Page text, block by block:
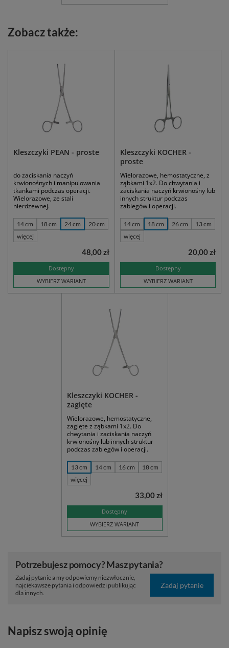
Zobacz także:
Kleszczyki PEAN - proste
do zaciskania naczyń
krwionośnych i manipulowania
tkankami podczas operacji.
Wielorazowe, ze stali
nierdzewnej.
14 cm 18 cm 24 cm
20 cm
więcej
Dostępny
WYBIERZ WARIANT
48,00 zł
Kleszczyki KOCHER -
proste
Wielorazowe, hemostatyczne, z
ząbkami 1x2. Do chwytania i
zaciskania naczyń krwionośny lub
innych struktur podczas
zabiegów i operacji.
14 cm 18 cm 26 cm
13 cm
więcej
Dostępny
WYBIERZ WARIANT
20,00 zł
Kleszczyki KOCHER -
zagięte
Wielorazowe, hemostatyczne,
zagięte z ząbkami 1x2. Do
chwytania i zaciskania naczyń
krwionośny lub innych struktur
podczas zabiegów i operacji.
13 cm 14 cm 16 cm
18 cm
więcej
Dostępny
WYBIERZ WARIANT
33,00 zł
Potrzebujesz pomocy? Masz pytania?
Zadaj pytanie a my odpowiemy niezwłocznie,
najciekawsze pytania i odpowiedzi publikując
dla innych.
Zadaj pytanie
Napisz swoją opinię